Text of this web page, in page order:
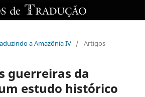
a Amazônia IV / Artigos
guerreiras da
estudo hist´órico